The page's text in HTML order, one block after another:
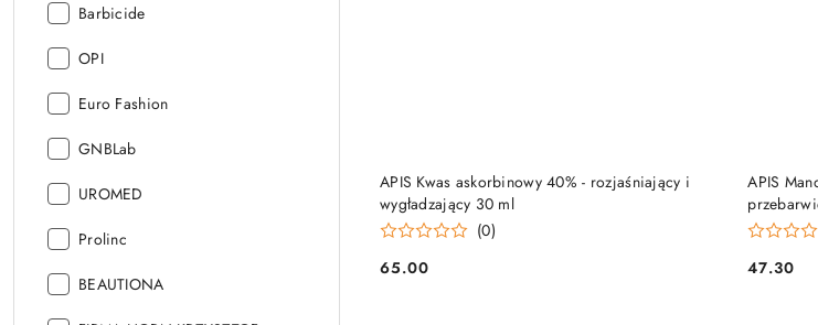
Producent:
Barbicide
Producent:
OPI
Producent:
Euro Fashion
Producent:
GNBLab
Producent:
UROMED
Producent:
Prolinc
Producent:
BEAUTIONA
APIS Kwas askorbinowy 40% - rozjaśniający i
wygładzający 30 ml
(0)
Cena:
65.00
DO KOSZYKA
APIS
Cena:
47.30